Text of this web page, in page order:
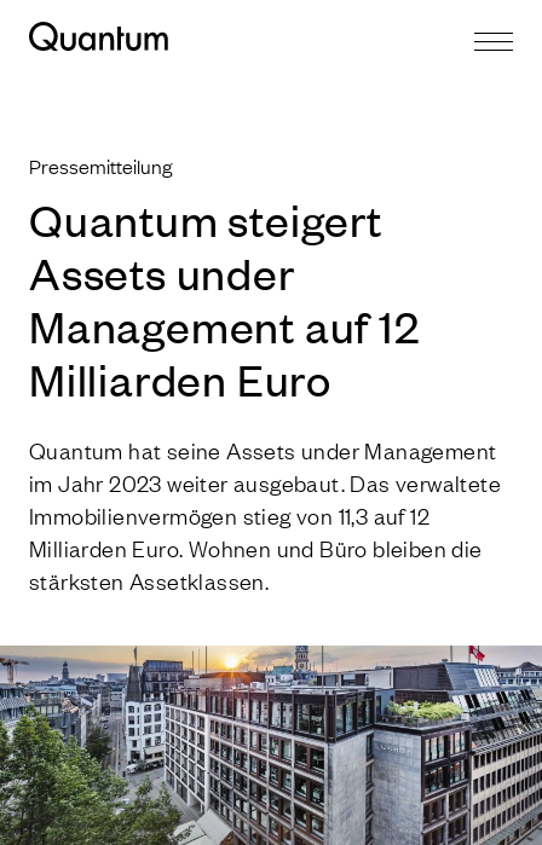
Pressemitteilung
Quantum steigert
Assets under
Management auf 12
Milliarden Euro
Quantum hat seine Assets under Management
im Jahr 2023 weiter ausgebaut. Das verwaltete
Immobilienvermögen stieg von 11,3 auf 12
Milliarden Euro. Wohnen und Büro bleiben die
stärksten Assetklassen.